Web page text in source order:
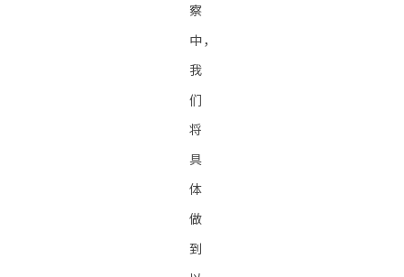
察
中，
我
们
将
具
体
做
到